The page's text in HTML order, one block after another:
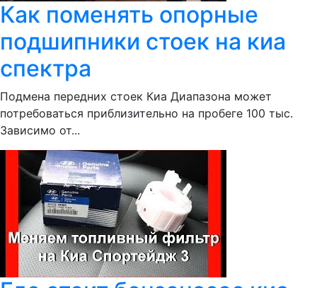
Как поменять опорные
подшипники стоек на киа
спектра
Подмена передних стоек Киа Диапазона может
потребоваться приблизительно на пробеге 100 тыс.
Зависимо от...